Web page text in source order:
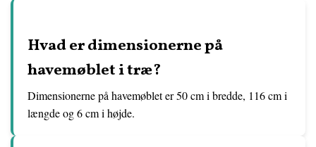
Hvad er dimensionerne på
havemøblet i træ?
Dimensionerne på havemøblet er 50 cm i bredde, 116 cm i
længde og 6 cm i højde.